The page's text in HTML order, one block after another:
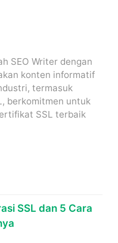
SEO Writer dengan
konten informatif
termasuk
berkomitmen untuk
SSL terbaik
SSL dan 5 Cara